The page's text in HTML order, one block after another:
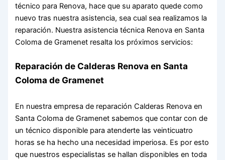
técnico para Renova, hace que su aparato quede como
nuevo tras nuestra asistencia, sea cual sea realizamos la
reparación. Nuestra asistencia técnica Renova en Santa
Coloma de Gramenet resalta los próximos servicios:
Reparación de Calderas Renova en Santa
Coloma de Gramenet
En nuestra empresa de reparación Calderas Renova en
Santa Coloma de Gramenet sabemos que contar con de
un técnico disponible para atenderte las veinticuatro
horas se ha hecho una necesidad imperiosa. Es por esto
que nuestros especialistas se hallan disponibles en toda